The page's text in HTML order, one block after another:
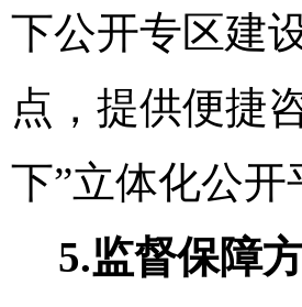
下公开专区建
点，提供便捷
下”立体化公
5.监督保障